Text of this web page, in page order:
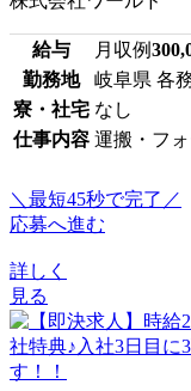
給与 月収例
勤務地
岐阜県 各
寮・社宅 なし
仕事内容 運搬・フ
＼最短45秒で完了／
応募へ進む
詳しく
見る